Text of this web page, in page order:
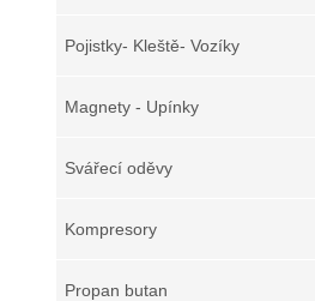
Pojistky- Kleště- Vozíky
Magnety - Upínky
Svářecí oděvy
Kompresory
Propan butan